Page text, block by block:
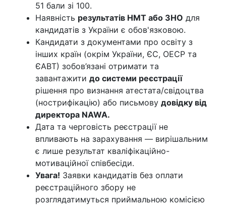
51 бали зі 100.
Наявність результатів НМТ або ЗНО для
кандидатів з України є обов'язковою.
Кандидати з документами про освіту з
інших країн (окрім України, ЄС, ОЕСР та
ЄАВТ) зобов’язані отримати та
завантажити до системи реєстрації
рішення про визнання атестата/свідоцтва
(нострифікацію) або письмову довідку від
директора NAWA.
Дата та черговість реєстрації не
впливають на зарахування — вирішальним
є лише результат кваліфікаційно-
мотиваційної співбесіди.
Увага! Заявки кандидатів без оплати
реєстраційного збору не
розглядатимуться приймальною комісією